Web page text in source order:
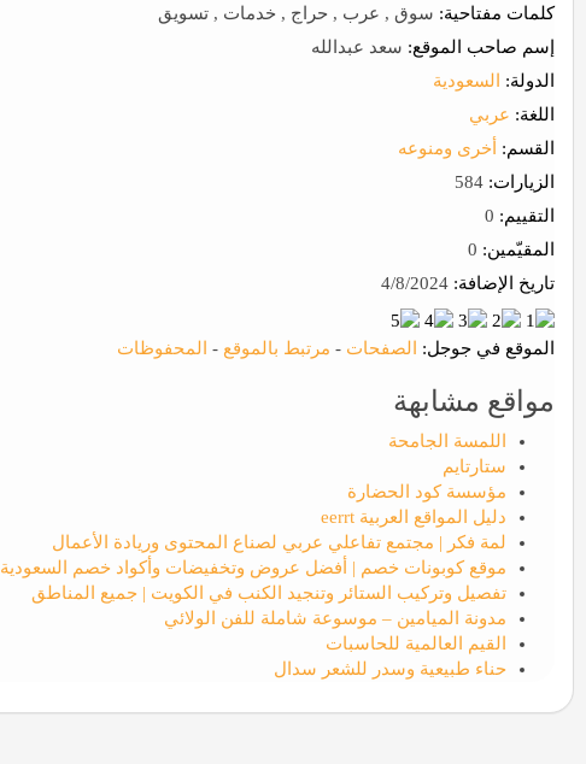
كلمات مفتاحية: سوق , عرب , حراج , خدمات , تسويق
إسم صاحب الموقع: سعد عبدالله
الدولة:
السعودية
اللغة: عربي
القسم:
أخرى ومنوعه
الزيارات:
التقييم:
المقيّمين:
تاريخ الإضافة:
الموقع في جوجل: الصفحات - مرتبط بالموقع - المحفوظات
مواقع مشابهة
اللمسة الجامحة
ستارتايم
مؤسسة كود الحضارة
دليل المواقع العربية eerrt
لمة فكر | مجتمع تفاعلي عربي لصناع المحتوى وريادة الأعمال
موقع كوبونات خصم | أفضل عروض وتخفيضات وأكواد خصم السعودية
تفصيل وتركيب الستائر وتنجيد الكنب في الكويت | جميع المناطق
مدونة الميامين – موسوعة شاملة للفن الولائي
القيم العالمية للحاسبات
حناء طبيعية وسدر للشعر سدال